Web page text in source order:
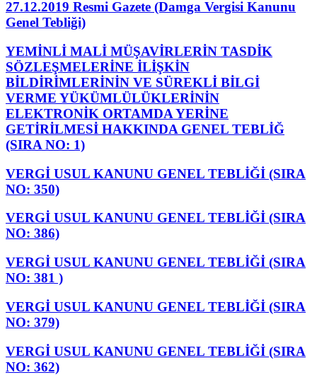
27.12.2019 Resmi Gazete (Damga Vergisi Kanunu
Genel Tebliği)
YEMİNLİ MALİ MÜŞAVİRLERİN TASDİK
SÖZLEŞMELERİNE İLİŞKİN
BİLDİRİMLERİNİN VE SÜREKLİ BİLGİ
VERME YÜKÜMLÜLÜKLERİNİN
ELEKTRONİK ORTAMDA YERİNE
GETİRİLMESİ HAKKINDA GENEL TEBLİĞ
(SIRA NO: 1)
VERGİ USUL KANUNU GENEL TEBLİĞİ (SIRA
NO: 350)
VERGİ USUL KANUNU GENEL TEBLİĞİ (SIRA
NO: 386)
VERGİ USUL KANUNU GENEL TEBLİĞİ (SIRA
NO: 381 )
VERGİ USUL KANUNU GENEL TEBLİĞİ (SIRA
NO: 379)
VERGİ USUL KANUNU GENEL TEBLİĞİ (SIRA
NO: 362)